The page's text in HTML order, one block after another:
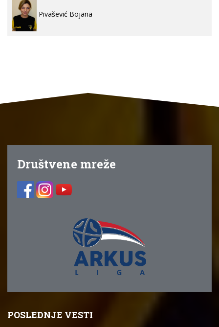
Pivašević Bojana
Društvene mreže
POSLEDNJE VESTI